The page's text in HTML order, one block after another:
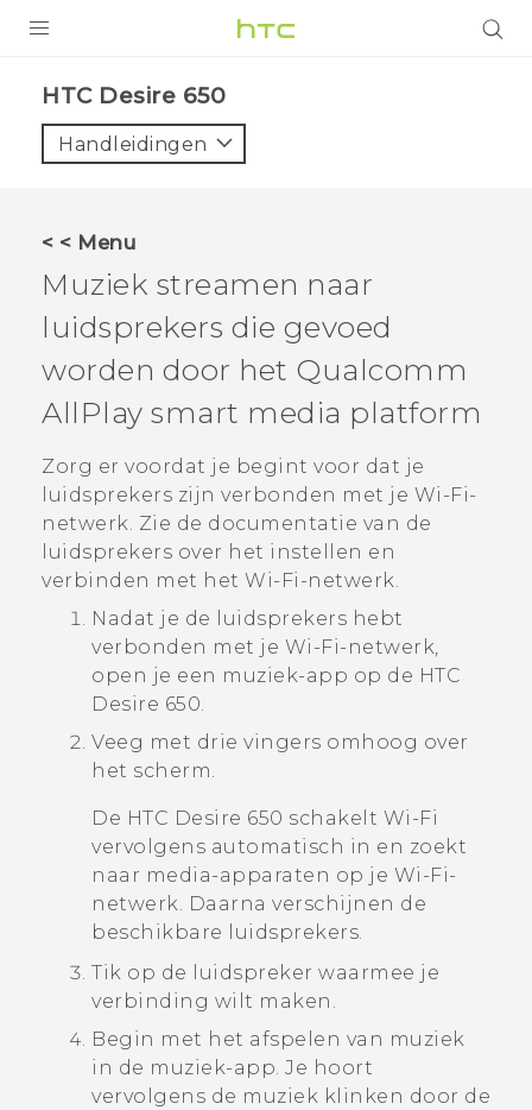
VIVE
AANBIEDINGEN
HTC Club
SUPPORT
HTC-apparaten & -accessoires
VIVERSE
Aanmelden
HTC Desire 650‎
Handleidingen
< < Menu
Muziek streamen naar
luidsprekers die gevoed
worden door het Qualcomm
AllPlay smart media platform
Zorg er voordat je begint voor dat je
luidsprekers zijn verbonden met je Wi‍-Fi-
netwerk. Zie de documentatie van de
luidsprekers over het instellen en
verbinden met het Wi‍-Fi -netwerk.
Nadat je de luidsprekers hebt
verbonden met je Wi‍-Fi-netwerk,
open je een muziek-app op de HTC
Desire 650.
Veeg met drie vingers omhoog over
het scherm.
De HTC Desire 650 schakelt Wi‍-Fi
vervolgens automatisch in en zoekt
naar media-apparaten op je Wi‍-Fi-
netwerk. Daarna verschijnen de
beschikbare luidsprekers.
Tik op de luidspreker waarmee je
verbinding wilt maken.
Begin met het afspelen van muziek
in de muziek-app. Je hoort
vervolgens de muziek klinken door de